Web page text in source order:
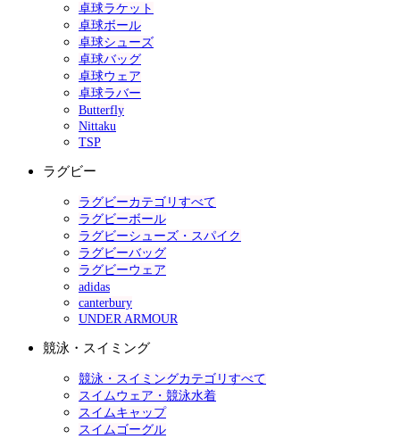
卓球ラケット
卓球ボール
卓球シューズ
卓球バッグ
卓球ウェア
卓球ラバー
Butterfly
Nittaku
TSP
ラグビー
ラグビーカテゴリすべて
ラグビーボール
ラグビーシューズ・スパイク
ラグビーバッグ
ラグビーウェア
adidas
canterbury
UNDER ARMOUR
競泳・スイミング
競泳・スイミングカテゴリすべて
スイムウェア・競泳水着
スイムキャップ
スイムゴーグル